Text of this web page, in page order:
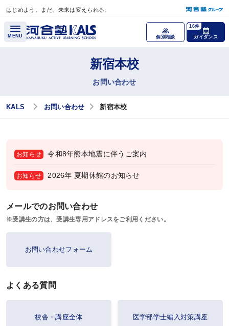
はじめよう。まだ、未来は変えられる。
メインコンテンツへスキップ
MENU 個別相談 ガイダンス
16件
医学部学士編入 対策講座
国内MBA・MOT 入試対策講座
大学編入（文系）講座
心理資格対策講座
KALSを知る
デジタルパンフレット
新宿本校
お問い合わせ
KALS お問い合わせ 新宿本校
お知らせ 令和8年熊本地震に伴うご案内
お知らせ 2026年 夏期休館のお知らせ
メールでのお問い合わせ
※受講生の方は、受講生専用アドレスをご利用ください。
お問い合わせフォーム
よくある質問
校舎・講座全体 医学部学士編入対策講座